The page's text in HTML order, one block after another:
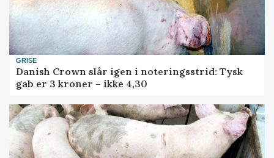
GRISE
Danish Crown slår igen i noteringsstrid: Tysk
gab er 3 kroner – ikke 4,30